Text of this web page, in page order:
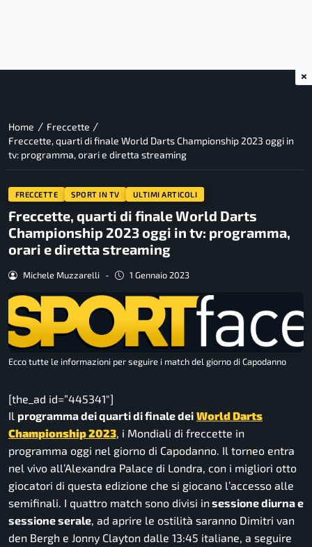
Home / Freccette /
Freccette, quarti di finale World Darts Championship 2023 oggi in
tv: programma, orari e diretta streaming
FRECCETTE SPORT IN TV ULTIMI ARTICOLI
Freccette, quarti di finale World Darts
Championship 2023 oggi in tv: programma,
orari e diretta streaming
Michele Muzzarelli - 1 Gennaio 2023
Ecco tutte le informazioni per seguire i match del giorno di Capodanno
[the_ad id=”445341″]
Il programma dei quarti di finale dei World Darts
Championship 2023 , i Mondiali di freccette in
programma oggi nel giorno di Capodanno. Il torneo entra
nel vivo all’Alexandra Palace di Londra, con i migliori otto
giocatori di questa edizione che si giocano l’accesso alle
semifinali. I quattro match sono divisi in sessione diurna e
sessione serale , ad aprire le ostilità saranno Dimitri van
den Bergh e Jonny Clayton dalle 13:45 italiane, a seguire
×